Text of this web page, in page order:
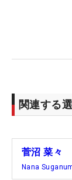
関連する
菅沼 菜々
Nana